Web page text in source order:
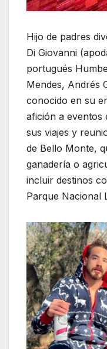
Hijo de padres
Di Giovanni
portugués
Mendes, Andrés
conocido en su
afición a eventos
sus viajes y
de Bello Monte,
ganadería o
incluir destinos
Parque Nacional